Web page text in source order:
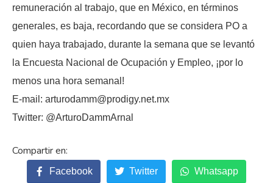
remuneración al trabajo, que en México, en términos
generales, es baja, recordando que se considera PO a
quien haya trabajado, durante la semana que se levantó
la Encuesta Nacional de Ocupación y Empleo, ¡por lo
menos una hora semanal!
E-mail: arturodamm@prodigy.net.mx
Twitter: @ArturoDammArnal
Facebook Twitter Whatsapp